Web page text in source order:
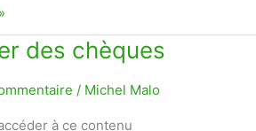
des chèques
/ Michel Malo
à ce contenu